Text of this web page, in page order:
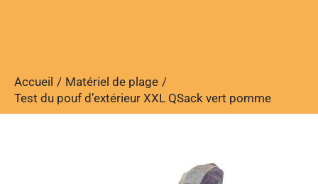
Accueil
Matériel de plage
Test du pouf d’extérieur XXL QSack vert pomme